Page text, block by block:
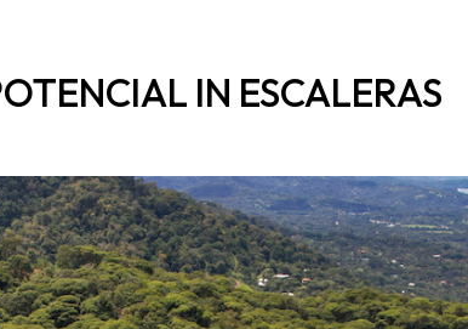
IN ESCALERAS